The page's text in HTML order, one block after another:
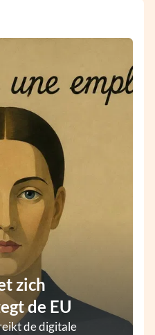
zich
de EU
de digitale